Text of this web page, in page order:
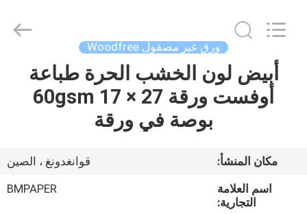
المنزل
معلومات
BMPAPER
CO.,LTD.
Reserved.
ورق غير مصقول Woodfree
أبيض لون الخشب الحرة طباعة
أوفست ورقة 60gsm 17 × 27
بوصة في ورقة
مكان المنشأ:
قوانغدونغ ، الصين
اسم العلامة
التجارية:
BMPAPER